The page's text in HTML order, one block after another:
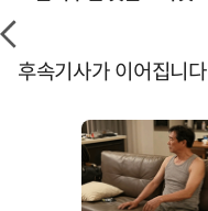
후속기사가 이어집니다